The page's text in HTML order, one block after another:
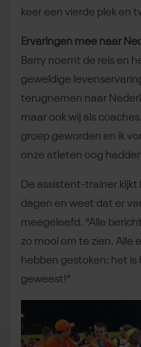
keer een vierde plek en
Ervaringen mee naar
Barry noemt de reis en
geweldige
terugnemen naar
maar ook wij als
groep geworden en ik
onze atleten oog
De assistent-trainer
dagen en weet dat er
meegeleefd. “Alle
zo mooi om te zien. Alle
hebben gestoken: het is
geweest!”